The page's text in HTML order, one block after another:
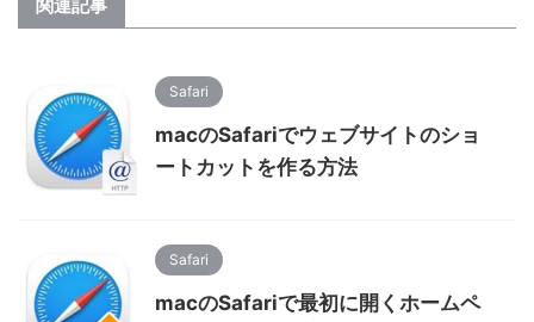
関連記事
Safari
macのSafariでウェブサイトのショ
ートカットを作る方法
Safari
macのSafariで最初に開くホームペ